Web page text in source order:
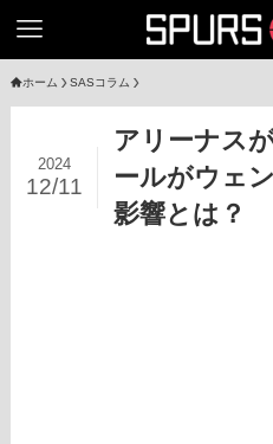
ホーム SASコラム
アリーナス
ールがウェ
影響とは？
2024
12/11